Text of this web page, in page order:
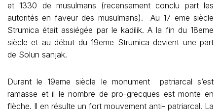
et 1330 de musulmans (recensement conclu part les
autorités en faveur des musulmans). Au 17 eme siècle
Strumica était assiégée par le kadilik. A la fin du 18eme
siècle et au début du 19eme Strumica devient une part
de Solun sanjak.
Durant le 19eme siècle le monument patriarcal s’est
ramasse et il le nombre de pro-grecques est monte en
flèche. Il en résulte un fort mouvement anti- patriarcal. La